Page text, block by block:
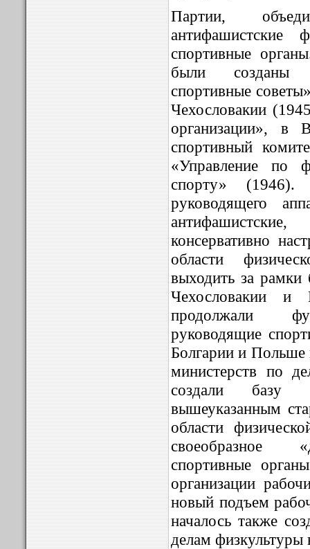
Партии,
антифашистские
спортивные
были созданы
спортивные
Чехословакии
организации», в
спортивный
«Управление по
спорту» (1946).
руководящего
консервативно
области
выходить за рамки
Чехословакии и
продолжали
руководящие
Болгарии и Польше
министерств по
создали базу
вышеуказанным
области
своеобразное
спортивные
организации
новый подъем
началось также
делам